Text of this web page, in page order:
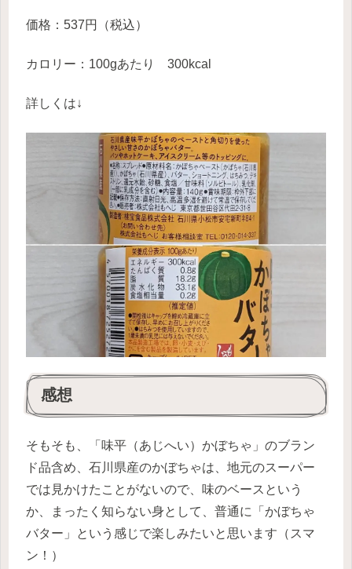
価格：537円（税込）
カロリー：100gあたり 300kcal
詳しくは↓
感想
そもそも、「味平（あじへい）かぼちゃ」のブラン
ド品含め、石川県産のかぼちゃは、地元のスーパー
では見かけたことがないので、味のベースという
か、まったく知らない身として、普通に「かぼちゃ
バター」という感じで楽しみたいと思います（スマ
ン！）